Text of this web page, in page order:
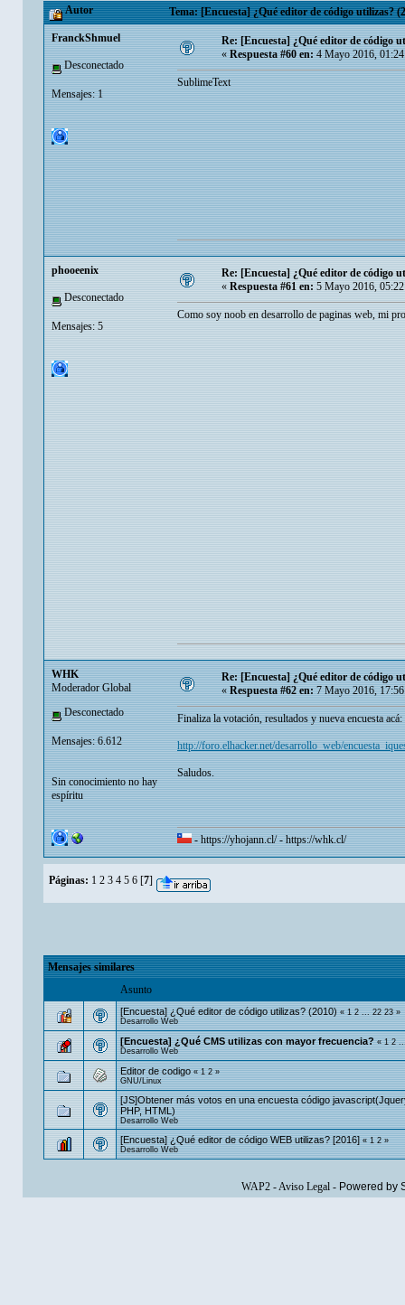
Autor Tema: [Encuesta] ¿Qué editor de código utilizas?
FranckShmuel
Desconectado
Mensajes: 1
Re: [Encuesta] ¿Qué editor de código
«Respuesta #60 en:4 Mayo 2016, 01:24
SublimeText
phooeenix
Desconectado
Mensajes: 5
Re: [Encuesta] ¿Qué editor de código
« Respuesta #61 en: 5 Mayo 2016,
Como soy noob en desarrollo de paginas web, mi
WHK
Moderador Global
Desconectado
Mensajes: 6.612
Sin conocimiento no hay
espíritu
Re: [Encuesta] ¿Qué editor de código
«Respuesta #62 en:7 Mayo 2016,
Finaliza la votación, resultados y nueva encuesta acá:
http://foro.elhacker.net/desarrollo_web/
Saludos.
-https://yhojann.cl/-https://whk.cl/
Páginas: 1 2 3 4 5 6 [7]
Mensajes similares
Asunto
[Encuesta] ¿Qué editor de código utilizas? (2010) «1 2...22 23»
Desarrollo Web
[Encuesta] ¿Qué CMS utilizas con mayor frecuencia? «1 2
Desarrollo Web
Editor de codigo «1 2»
GNU/Linux
[JS]Obtener más votos en una encuesta código
PHP, HTML)
Desarrollo Web
[Encuesta] ¿Qué editor de código WEB utilizas? [2016] «1 2»
Desarrollo Web
WAP2-Aviso Legal- Powered by